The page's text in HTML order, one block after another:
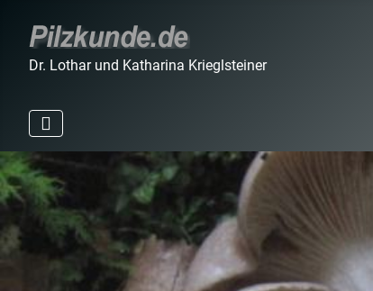
Dr. Lothar und Katharina Krieglsteiner